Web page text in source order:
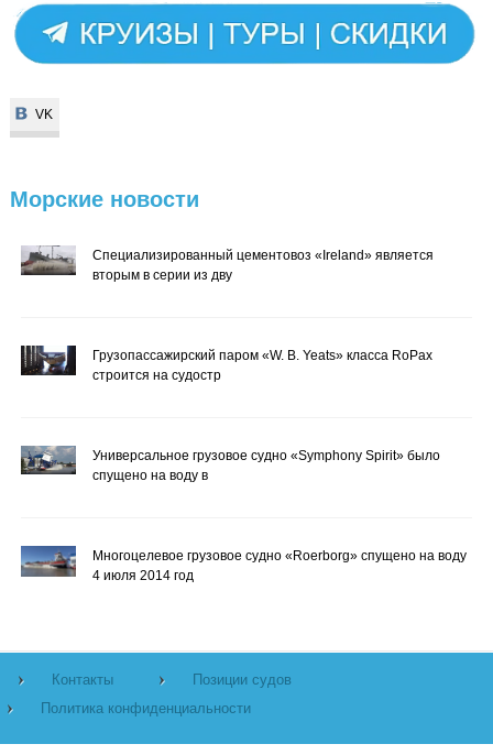
VK
VK
Морские новости
Специализированный цементовоз «Ireland» является
вторым в серии из дву
Грузопассажирский паром «W. B. Yeats» класса RoPax
строится на судостр
Универсальное грузовое судно «Symphony Spirit» было
спущено на воду в
Многоцелевое грузовое судно «Roerborg» спущено на воду
4 июля 2014 год
Контакты
Позиции судов
Политика конфиденциальности